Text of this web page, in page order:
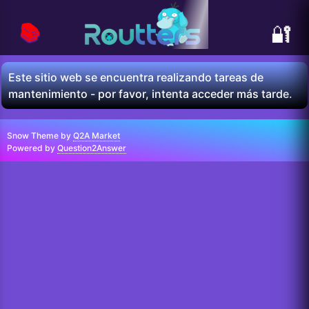
🔐
📚
Este sitio web se encuentra realizando tareas de
mantenimiento - por favor, intenta acceder más tarde.
Snow Theme by Q2A Market
Powered by Question2Answer